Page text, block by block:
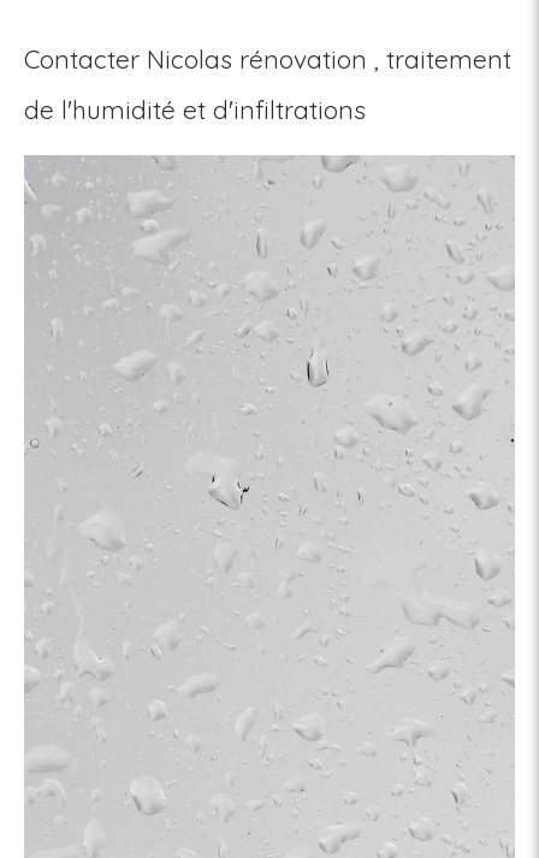
Contacter Nicolas rénovation , traitement
de l'humidité et d'infiltrations